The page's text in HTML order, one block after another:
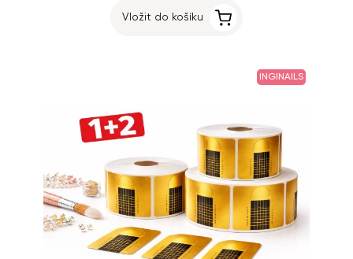
Vložit do košíku
INGINAILS